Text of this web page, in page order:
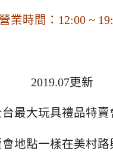
營業時間：12:00 ~
2019.07更新
台最大玩具禮品特賣
地點一樣在美村路